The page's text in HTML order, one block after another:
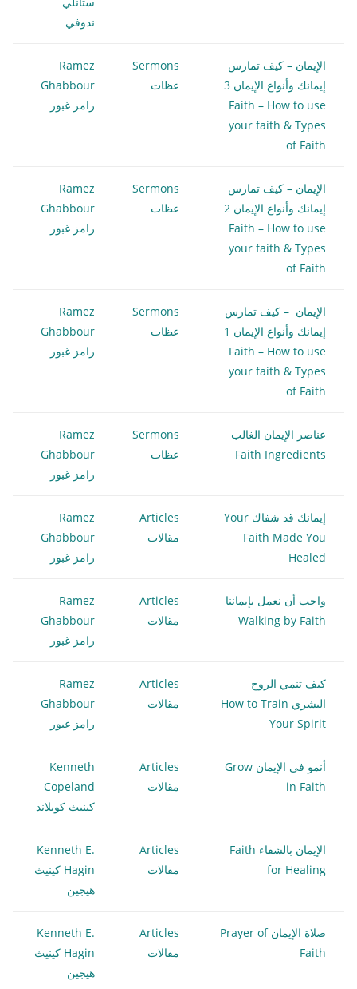
ندوفي
الإيمان – كيف تمارس
إيمانك وأنواع الإيمان 3
Faith – How to use
your faith & Types
of Faith
Sermons
عظات
Ramez
Ghabbour
رامز غبور
الإيمان – كيف تمارس
إيمانك وأنواع الإيمان 2
Faith – How to use
your faith & Types
of Faith
Sermons
عظات
Ramez
Ghabbour
رامز غبور
الإيمان – كيف تمارس
إيمانك وأنواع الإيمان 1
Faith – How to use
your faith & Types
of Faith
Sermons
عظات
Ramez
Ghabbour
رامز غبور
عناصر الإيمان الغالب
Faith Ingredients
Sermons
عظات
Ramez
Ghabbour
رامز غبور
إيمانك قد شفاك Your
Faith Made You
Healed
Articles
مقالات
Ramez
Ghabbour
رامز غبور
واجب أن نعمل بإيماننا
Walking by Faith
Articles
مقالات
Ramez
Ghabbour
رامز غبور
كيف تنمي الروح
البشري How to Train
Your Spirit
Articles
مقالات
Ramez
Ghabbour
رامز غبور
أنمو في الإيمان Grow
in Faith
Articles
مقالات
Kenneth
Copeland
كينيث كوبلاند
الإيمان بالشفاء Faith
for Healing
Articles
مقالات
Kenneth E.
Hagin كينيث
هيجين
صلاة الإيمان Prayer of
Faith
Articles
مقالات
Kenneth E.
Hagin كينيث
هيجين